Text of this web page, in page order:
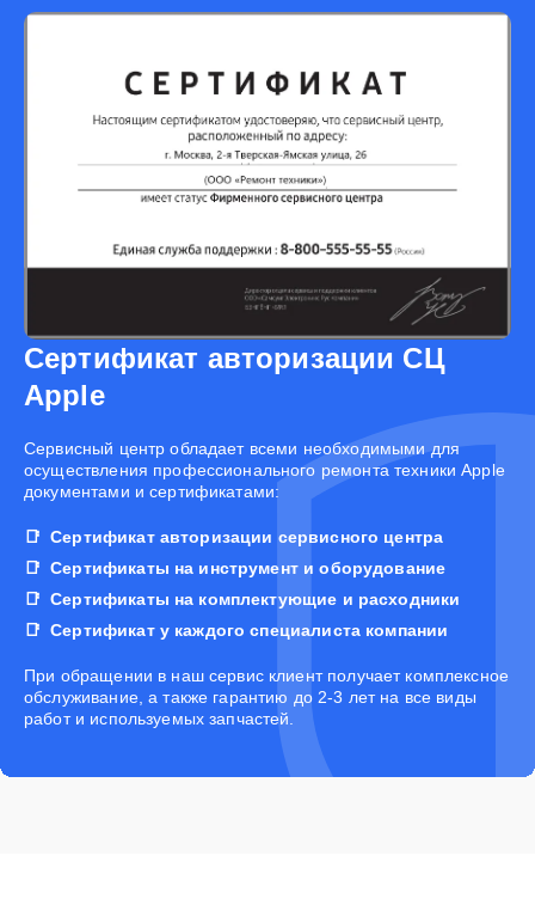
Сертификат авторизации СЦ
Apple
Cервисный центр обладает всеми необходимыми для
осуществления профессионального ремонта техники Apple
документами и сертификатами:
Сертификат авторизации сервисного центра
Сертификаты на инструмент и оборудование
Сертификаты на комплектующие и расходники
Сертификат у каждого специалиста компании
При обращении в наш сервис клиент получает комплексное
обслуживание, а также гарантию до 2-3 лет на все виды
работ и используемых запчастей.